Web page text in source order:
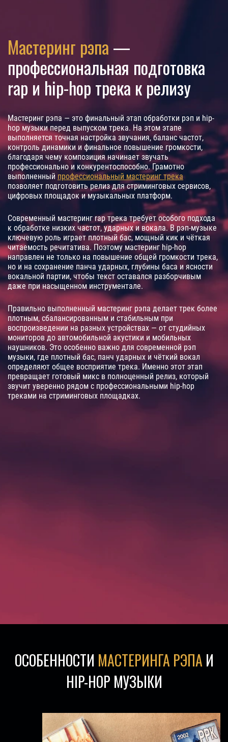
Мастеринг рэпа—
профессиональная подготовка
rap и hip-hop трека к релизу
Мастеринг рэпа — это финальный этап обработки рэп и hip-
hop музыки перед выпуском трека. На этом этапе
выполняется точная настройка звучания, баланс частот,
контроль динамики и финальное повышение громкости,
благодаря чему композиция начинает звучать
профессионально и конкурентоспособно. Грамотно
выполненный профессиональный мастеринг трека
позволяет подготовить релиз для стриминговых сервисов,
цифровых площадок и музыкальных платформ.
Современный мастеринг rap трека требует особого подхода
к обработке низких частот, ударных и вокала. В рэп-музыке
ключевую роль играет плотный бас, мощный кик и чёткая
читаемость речитатива. Поэтому мастеринг hip-hop
направлен не только на повышение общей громкости трека,
но и на сохранение панча ударных, глубины баса и ясности
вокальной партии, чтобы текст оставался разборчивым
даже при насыщенном инструментале.
Правильно выполненный мастеринг рэпа делает трек более
плотным, сбалансированным и стабильным при
воспроизведении на разных устройствах — от студийных
мониторов до автомобильной акустики и мобильных
наушников. Это особенно важно для современной рэп
музыки, где плотный бас, панч ударных и чёткий вокал
определяют общее восприятие трека. Именно этот этап
превращает готовый микс в полноценный релиз, который
звучит уверенно рядом с профессиональными hip-hop
треками на стриминговых площадках.
ОСОБЕННОСТИ МАСТЕРИНГА РЭПА И
HIP-HOP МУЗЫКИ